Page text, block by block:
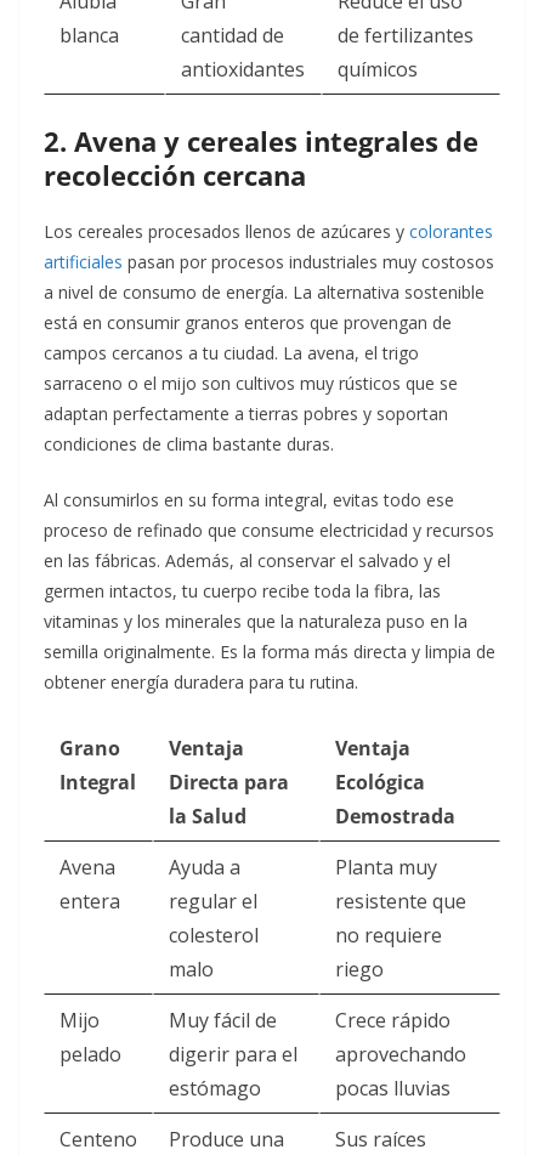
blanca
cantidad de
antioxidantes
de fertilizantes
químicos
2. Avena y cereales integrales de
recolección cercana
Los cereales procesados llenos de azúcares y colorantes
artificiales pasan por procesos industriales muy costosos
a nivel de consumo de energía. La alternativa sostenible
está en consumir granos enteros que provengan de
campos cercanos a tu ciudad. La avena, el trigo
sarraceno o el mijo son cultivos muy rústicos que se
adaptan perfectamente a tierras pobres y soportan
condiciones de clima bastante duras.
Al consumirlos en su forma integral, evitas todo ese
proceso de refinado que consume electricidad y recursos
en las fábricas. Además, al conservar el salvado y el
germen intactos, tu cuerpo recibe toda la fibra, las
vitaminas y los minerales que la naturaleza puso en la
semilla originalmente. Es la forma más directa y limpia de
obtener energía duradera para tu rutina.
Grano
Integral
Ventaja
Directa para
la Salud
Ventaja
Ecológica
Demostrada
Avena
entera
Ayuda a
regular el
colesterol
malo
Planta muy
resistente que
no requiere
riego
Mijo
pelado
Muy fácil de
digerir para el
estómago
Crece rápido
aprovechando
pocas lluvias
Centeno
Produce una
Sus raíces